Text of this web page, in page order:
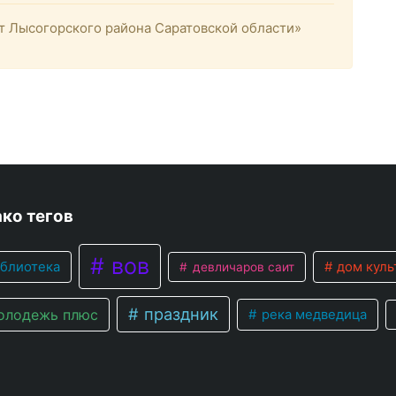
района Саратовской области»
тегов
вов девличаров саит дом
плюс праздник река медведица